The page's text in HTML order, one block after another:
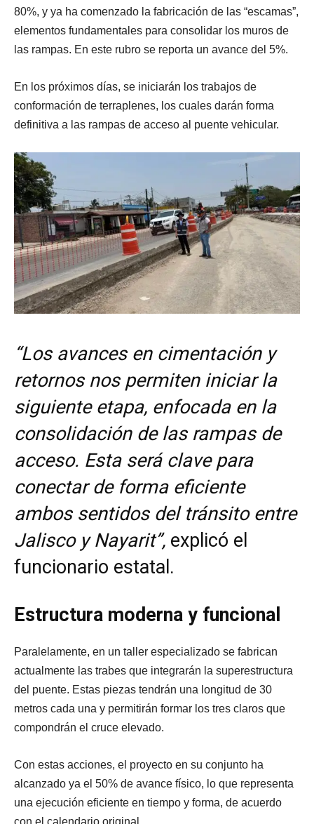
80%, y ya ha comenzado la fabricación de las “escamas”,
elementos fundamentales para consolidar los muros de
las rampas. En este rubro se reporta un avance del 5%.
En los próximos días, se iniciarán los trabajos de
conformación de terraplenes, los cuales darán forma
definitiva a las rampas de acceso al puente vehicular.
“Los avances en cimentación y
retornos nos permiten iniciar la
siguiente etapa, enfocada en la
consolidación de las rampas de
acceso. Esta será clave para
conectar de forma eficiente
ambos sentidos del tránsito entre
Jalisco y Nayarit”, explicó el
funcionario estatal.
Estructura moderna y funcional
Paralelamente, en un taller especializado se fabrican
actualmente las trabes que integrarán la superestructura
del puente. Estas piezas tendrán una longitud de 30
metros cada una y permitirán formar los tres claros que
compondrán el cruce elevado.
Con estas acciones, el proyecto en su conjunto ha
alcanzado ya el 50% de avance físico, lo que representa
una ejecución eficiente en tiempo y forma, de acuerdo